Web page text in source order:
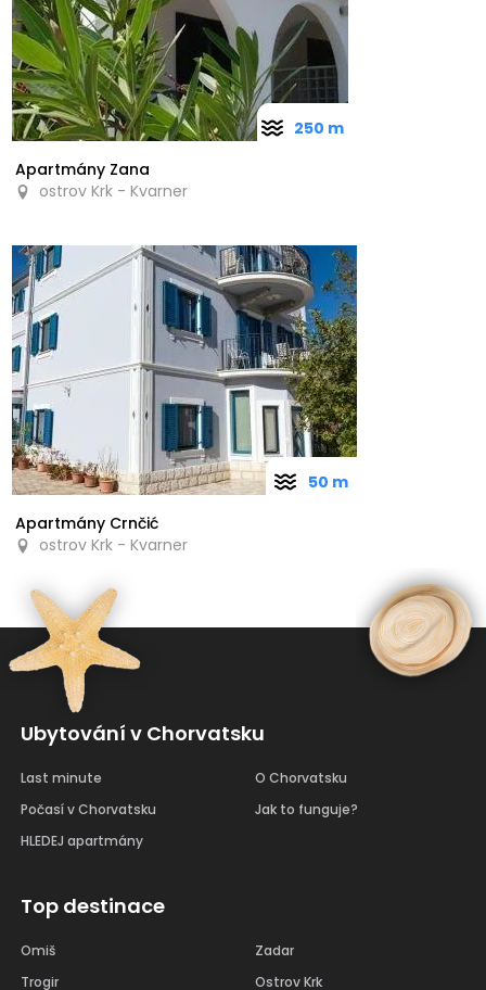
Apartmány Zana
ostrov Krk - Kvarner
250 m
Apartmány Crnčić
ostrov Krk - Kvarner
50 m
Ubytování v Chorvatsku
Last minute
Počasí v Chorvatsku
HLEDEJ apartmány
O Chorvatsku
Jak to funguje?
Top destinace
Omiš
Trogir
Zadar
Ostrov Krk